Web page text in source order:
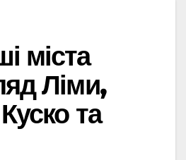
міста
Ліми,
та